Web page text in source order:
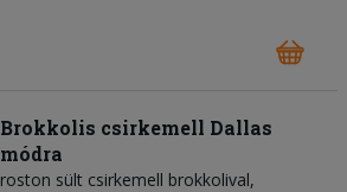
Brokkolis csirkemell Dallas
módra
roston sült csirkemell brokkolival,